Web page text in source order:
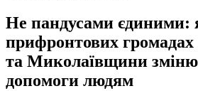
Не пандусами єдиними:
прифронтових
та Миколаївщини
допомоги людям